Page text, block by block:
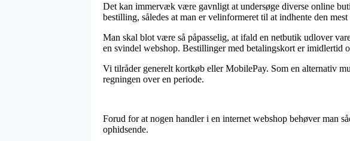
Det kan immervæk være gavnligt at undersøge diverse online
bestilling, således at man er velinformeret til at indhente den
Man skal blot være så påpasselig, at ifald en netbutik udlover
en svindel webshop. Bestillinger med betalingskort er imidlertid
Vi tilråder generelt kortkøb eller MobilePay. Som en alternativ
regningen over en periode.
Forud for at nogen handler i en internet webshop behøver man
ophidsende.